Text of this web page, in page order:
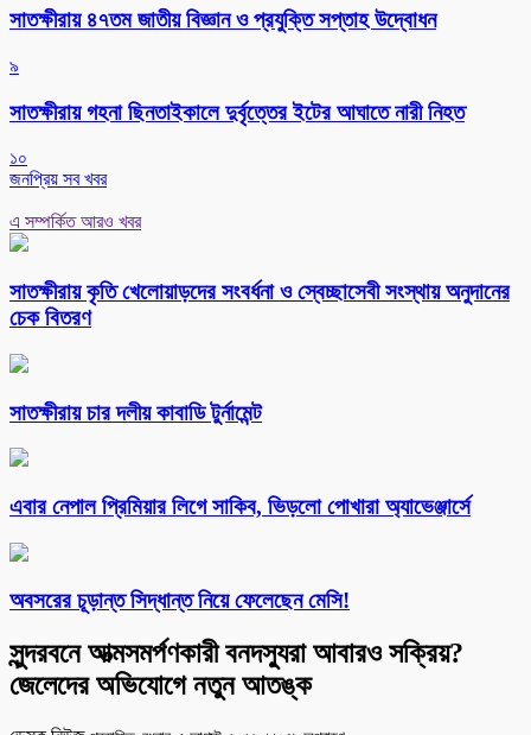
সাতক্ষীরায় ৪৭তম জাতীয় বিজ্ঞান ও প্রযুক্তি সপ্তাহ উদ্বোধন
৯
সাতক্ষীরায় গহনা ছিনতাইকালে দুর্বৃত্তের ইটের আঘাতে নারী নিহত
১০
জনপ্রিয় সব খবর
এ সম্পর্কিত আরও খবর
সাতক্ষীরায় কৃতি খেলোয়াড়দের সংবর্ধনা ও স্বেচ্ছাসেবী সংস্থায় অনুদানের
চেক বিতরণ
সাতক্ষীরায় চার দলীয় কাবাডি টুর্নামেন্ট
এবার নেপাল প্রিমিয়ার লিগে সাকিব, ভিড়লো পোখারা অ্যাভেঞ্জার্সে
অবসরের চূড়ান্ত সিদ্ধান্ত নিয়ে ফেলেছেন মেসি!
সুন্দরবনে আত্মসমর্পণকারী বনদস্যুরা আবারও সক্রিয়?
জেলেদের অভিযোগে নতুন আতঙ্ক